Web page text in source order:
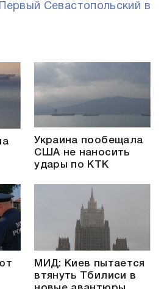
Севастопольский в
Украина пообещала
США не наносить
удары по КТК
МИД: Киев пытается
втянуть Тбилиси в